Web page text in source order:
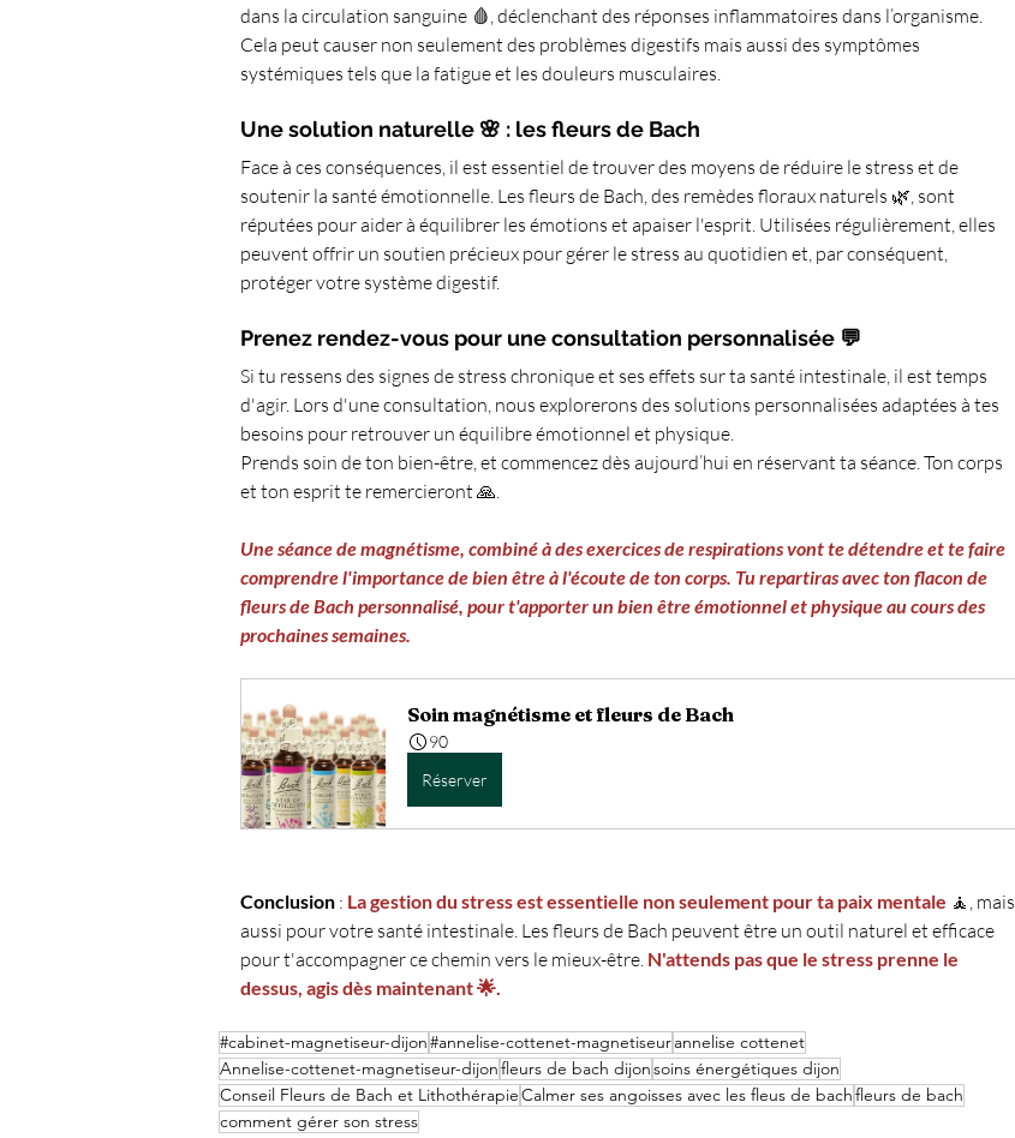
dans la circulation sanguine 🩸, déclenchant des réponses inflammatoires dans l’organisme.
Cela peut causer non seulement des problèmes digestifs mais aussi des symptômes
systémiques tels que la fatigue et les douleurs musculaires.
Une solution naturelle 🌸 : les fleurs de Bach
Face à ces conséquences, il est essentiel de trouver des moyens de réduire le stress et de
soutenir la santé émotionnelle. Les fleurs de Bach, des remèdes floraux naturels 🌿, sont
réputées pour aider à équilibrer les émotions et apaiser l'esprit. Utilisées régulièrement, elles
peuvent offrir un soutien précieux pour gérer le stress au quotidien et, par conséquent,
protéger votre système digestif.
Prenez rendez-vous pour une consultation personnalisée 💬
Si tu ressens des signes de stress chronique et ses effets sur ta santé intestinale, il est temps
d'agir. Lors d'une consultation, nous explorerons des solutions personnalisées adaptées à tes
besoins pour retrouver un équilibre émotionnel et physique.
Prends soin de ton bien-être, et commencez dès aujourd’hui en réservant ta séance. Ton corps
et ton esprit te remercieront 🙏.
Une séance de magnétisme, combiné à des exercices de respirations vont te détendre et te faire
comprendre l'importance de bien être à l'écoute de ton corps. Tu repartiras avec ton flacon de
fleurs de Bach personnalisé, pour t'apporter un bien être émotionnel et physique au cours des
prochaines semaines.
Soin magnétisme et fleurs de Bach
90
Réserver
Conclusion : La gestion du stress est essentielle non seulement pour ta paix mentale 🧘, mais
aussi pour votre santé intestinale. Les fleurs de Bach peuvent être un outil naturel et efficace
pour t'accompagner ce chemin vers le mieux-être. N'attends pas que le stress prenne le
dessus, agis dès maintenant 🌟.
#cabinet-magnetiseur-dijon#annelise-cottenet-magnetiseurannelise cottenet
Annelise-cottenet-magnetiseur-dijonfleurs de bach dijonsoins énergétiques dijon
Conseil Fleurs de Bach et LithothérapieCalmer ses angoisses avec les fleus de bachfleurs de bach
comment gérer son stress